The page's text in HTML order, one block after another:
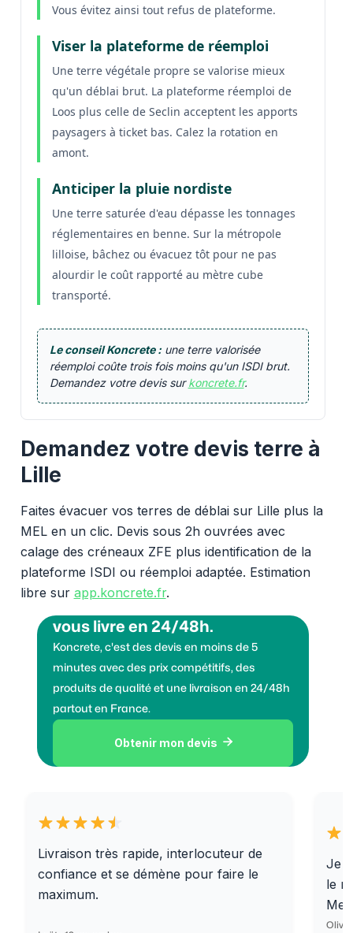
Vous évitez ainsi tout refus de plateforme.
Viser la plateforme de réemploi
Une terre végétale propre se valorise mieux
qu'un déblai brut. La plateforme réemploi de
Loos plus celle de Seclin acceptent les apports
paysagers à ticket bas. Calez la rotation en
amont.
Anticiper la pluie nordiste
Une terre saturée d'eau dépasse les tonnages
réglementaires en benne. Sur la métropole
lilloise, bâchez ou évacuez tôt pour ne pas
alourdir le coût rapporté au mètre cube
transporté.
Le conseil Koncrete :une terre valorisée
réemploi coûte trois fois moins qu'un ISDI brut.
Demandez votre devis surkoncrete.fr.
Demandez votre devis terre à
Lille
Faites évacuer vos terres de déblai sur Lille plus la
MEL en un clic. Devis sous 2h ouvrées avec
calage des créneaux ZFE plus identification de la
plateforme ISDI ou réemploi adaptée. Estimation
libre sur app.koncrete.fr.
vous livre en 24/48h.
Koncrete, c'est des devis en moins de 5
minutes avec des prix compétitifs, des
produits de qualité et une livraison en 24/48h
partout en France.
Obtenir mon devis 
Livraison très rapide, interlocuteur de
confiance et se démène pour faire le
maximum.
Je
le